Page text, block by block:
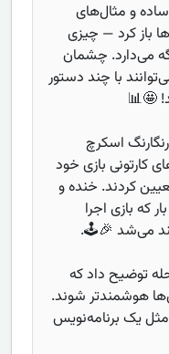
ساده و مثال‌های
باز کرد — چیزی
می‌دارد. چشمان
با چند دستور
🤩📊
اسکرچ
بازی خود
کردند. خنده و
که بازی اجرا
می‌شد 🎉🕹️.
توضیح داد که
هوشمندتر شوند.
یک برنامه‌نویس